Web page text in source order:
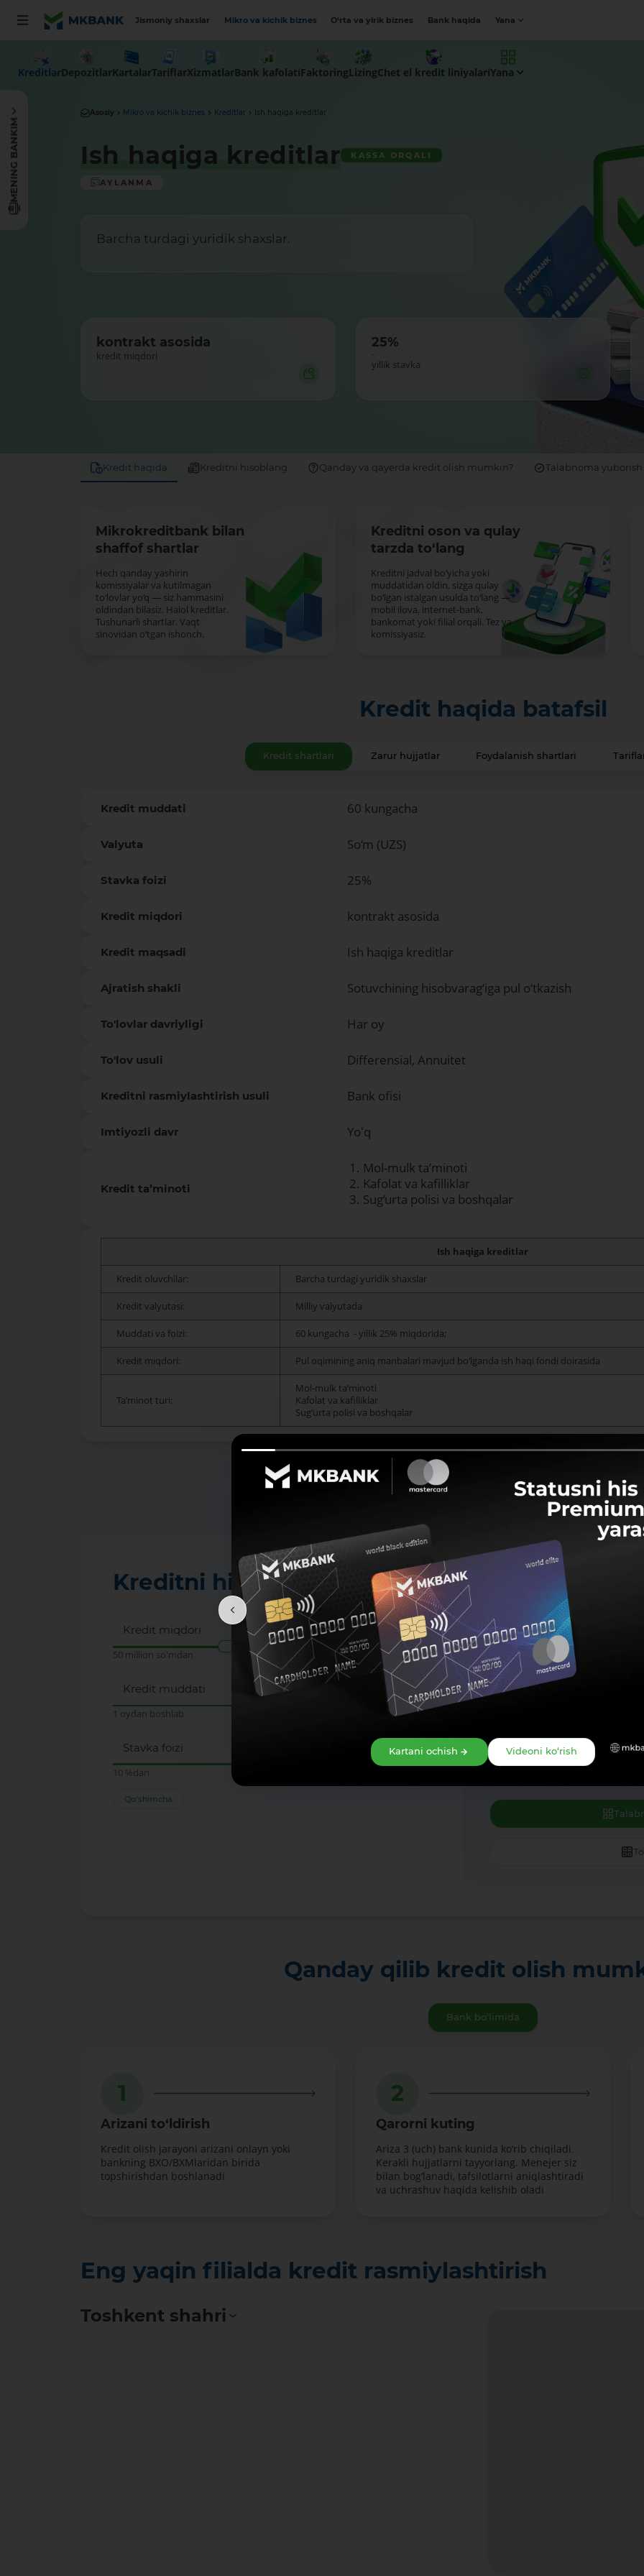
Jismoniy shaxslar Mikro va kichik biznes O‘rta va yirik biznes Bank haqida Yana
MENING BANKIM
KreditlarDepozitlarKartalarTariflarXizmatlarBank kafolatiFaktoringLizingChet el kredit liniyalariYana
Asosiy Mikro va kichik biznes Kreditlar Ish haqiga kreditlar
Ish haqiga kreditlar KASSA ORQALI
AYLANMA
Barcha turdagi yuridik shaxslar.
kontrakt asosida
kredit miqdori
25%
-
yillik stavka
Kredit haqida Kreditni hisoblang Qanday va qayerda kredit olish mumkin? Talabnoma yuborish
Mikrokreditbank bilan
shaffof shartlar
Hech qanday yashirin
komissiyalar va kutilmagan
to‘lovlar yo‘q — siz hammasini
oldindan bilasiz. Halol kreditlar.
Tushunarli shartlar. Vaqt
sinovidan o‘tgan ishonch.
Kreditni oson va qulay
tarzda to‘lang
Kreditni jadval bo‘yicha yoki
muddatidan oldin, sizga qulay
bo‘lgan istalgan usulda to‘lang —
mobil ilova, internet-bank,
bankomat yoki filial orqali. Tez va
komissiyasiz.
Kredit haqida batafsil
Kredit shartlari Zarur hujjatlar Foydalanish shartlari
Kredit muddati 60 kungacha
Valyuta So‘m (UZS)
Stavka foizi 25%
Kredit miqdori kontrakt asosida
Kredit maqsadi Ish haqiga kreditlar
Ajratish shakli Sotuvchining hisobvarag‘iga pul o‘tkazish
To'lovlar davriyligi Har oy
To'lov usuli Differensial, Annuitet
Kreditni rasmiylashtirish usuli Bank ofisi
Imtiyozli davr Yoʻq
Kredit ta’minoti
Mol-mulk taʼminoti
Kafolat va kafilliklar
Sug‘urta polisi va boshqalar
Ish haqiga kreditlar
Kredit oluvchilar: Barcha turdagi yuridik shaxslar
Kredit valyutasi: Milliy valyutada
Muddati va foizi: 60 kungacha - yillik 25% miqdorida;
Kredit miqdori: Pul oqimining aniq manbalari mavjud bo‘lganda ish haqi fondi doirasida
Taʼminot turi:
Mol-mulk taʼminoti
Kafolat va kafilliklar
Sug‘urta polisi va boshqalar
Talabnoma yuborish Axborot varaqasi
Kreditni hisoblang
Kredit miqdori 350 000 000so'm
50 million so'mdan 1 milliard so'mgacha
Kredit muddati 2oy
1 oydan boshlab 2 oygacha
Stavka foizi 25%
10 %dan
Qo‘shimcha
Ish
180 393
* Oylik to‘lovning aniq miqdori bank tomonidan
Stavka foizi
25%361
Qanday qilib kredit olish
Bank bo‘limida
1
Arizani to‘ldirish
Kredit olish jarayoni arizani onlayn yoki
bankning BXO/BXMlaridan birida
topshirishdan boshlanadi
2
Qarorni kuting
Ariza 3 (uch) bank kunida ko‘rib chiqiladi.
Kerakli hujjatlarni tayyorlang. Menejer siz
bilan bog‘lanadi, tafsilotlarni aniqlashtiradi
va uchrashuv haqida kelishib oladi
Eng yaqin filialda kredit rasmiylashtirish
Toshkent shahri
Kartani ochish Videoni ko‘rish